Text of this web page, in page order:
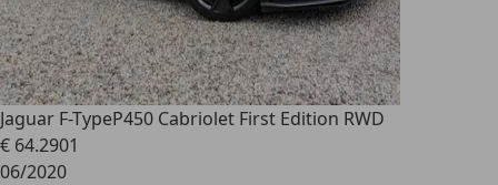
Jaguar F-TypeP450 Cabriolet First Edition RWD
€ 64.2901
06/2020